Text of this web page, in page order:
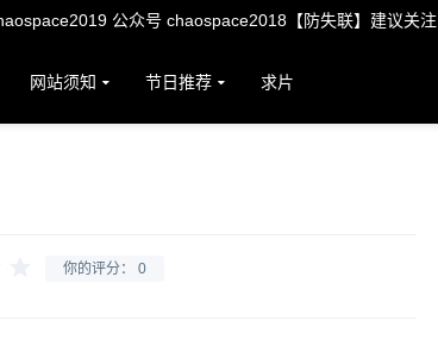
公众号 chaospace2018【防失联】建议关注
网站须知 节日推荐 求片
你的评分： 0